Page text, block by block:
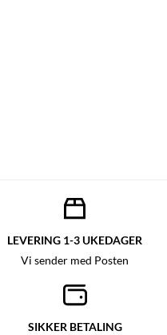
LEVERING 1-3 UKEDAGER
Vi sender med Posten
SIKKER BETALING